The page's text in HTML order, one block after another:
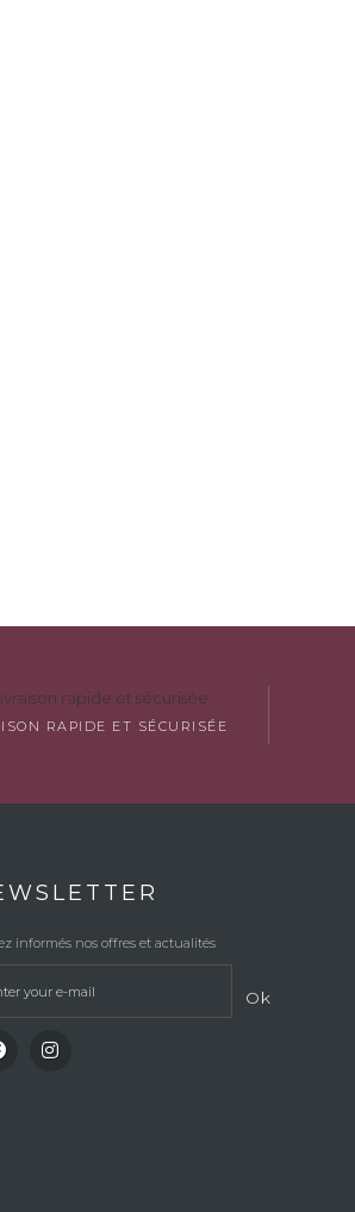
RAPIDE ET SÉCURISÉE
informés nos offres et actualités
Ok